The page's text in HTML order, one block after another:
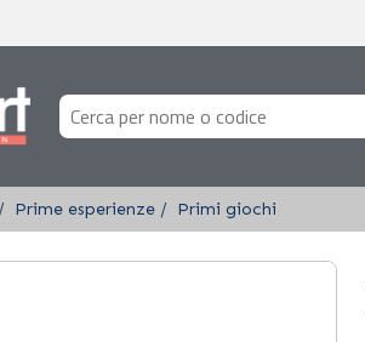
Prime esperienze Primi giochi